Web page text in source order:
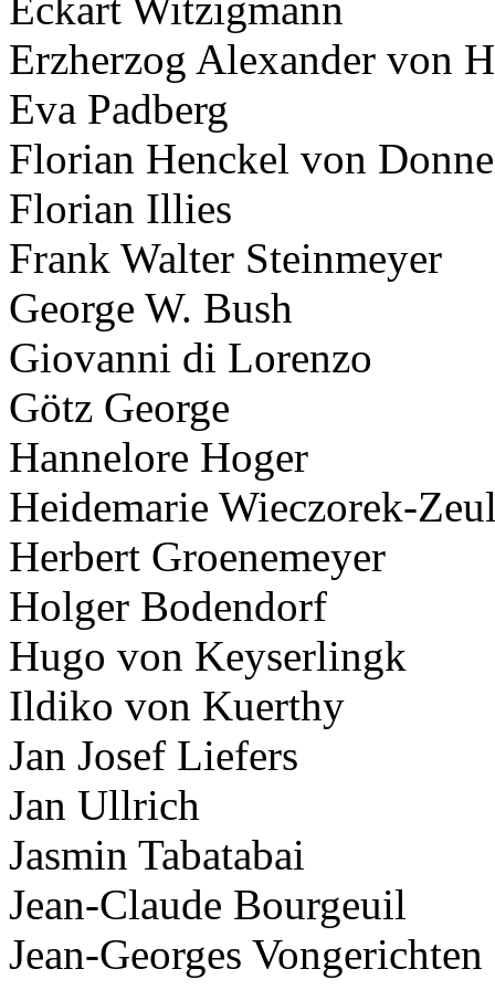
Geheimnisse, die
keine sind.
Für Liebhaber der einfachen und
regionalen Küche. Nachkochbar,
immer mit der besonderen Note.
Erzherzog Alexander von
Eva Padberg
Florian Henckel von
Florian Illies
Frank Walter Steinmeyer
George W. Bush
Giovanni di Lorenzo
Götz George
Hannelore Hoger
Heidemarie Wieczorek-
Herbert Groenemeyer
Holger Bodendorf
Hugo von Keyserlingk
Ildiko von Kuerthy
Jan Josef Liefers
Jan Ullrich
Jasmin Tabatabai
Jean-Claude Bourgeuil
Jean-Georges Vongerichten